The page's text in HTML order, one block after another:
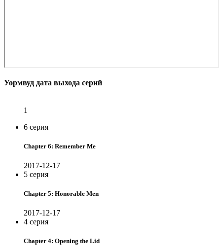
Уормвуд дата выхода серий
1
6 серия
Chapter 6: Remember Me
2017-12-17
5 серия
Chapter 5: Honorable Men
2017-12-17
4 серия
Chapter 4: Opening the Lid